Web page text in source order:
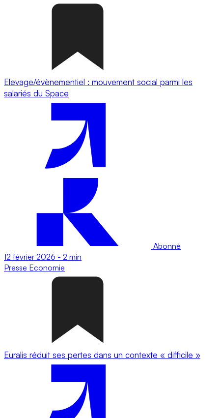
Elevage/évènementiel : mouvement social parmi les
salariés du Space
Abonné
12 février 2026 - 2 min
Presse Economie
Euralis réduit ses pertes dans un contexte « difficile »